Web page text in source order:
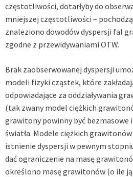
częstotliwości, dotarłyby do
mniejszej częstotliwości –
znaleziono dowodów dyspersji fal
zgodne z przewidywaniami OTW.
Brak zaobserwowanej dyspersji
modeli fizyki cząstek, które
odpowiadające za oddziaływania
(tak zwany model ciężkich
grawitony powinny być bezmasowe
światła. Modele ciężkich
istnienie dyspersji w pewnym
dać ograniczenie na masę
określono masę grawitonów (o ile